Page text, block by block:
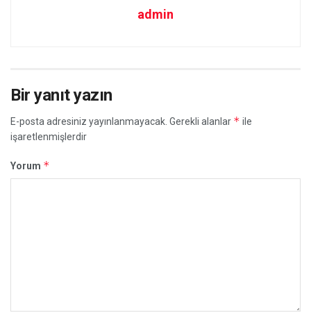
admin
Bir yanıt yazın
E-posta adresiniz yayınlanmayacak. Gerekli alanlar * ile
işaretlenmişlerdir
Yorum *